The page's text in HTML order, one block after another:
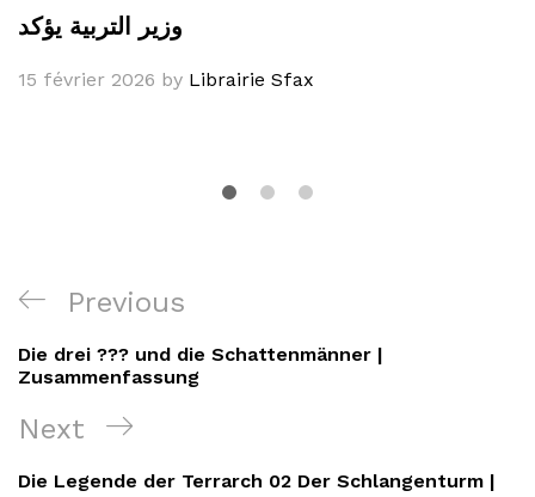
وزير التربية يؤكد
15 février 2026 by Librairie Sfax
Navigation
de
l’article
Previous
Post
Previous
Die drei ??? und die Schattenmänner |
Zusammenfassung
Next
Post
Next
Die Legende der Terrarch 02 Der Schlangenturm |